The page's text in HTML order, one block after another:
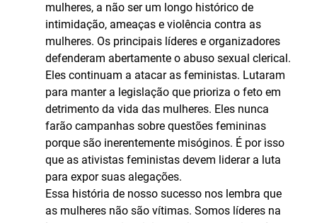
mulheres, a não ser um longo histórico de
intimidação, ameaças e violência contra as
mulheres. Os principais líderes e organizadores
defenderam abertamente o abuso sexual clerical.
Eles continuam a atacar as feministas. Lutaram
para manter a legislação que prioriza o feto em
detrimento da vida das mulheres. Eles nunca
farão campanhas sobre questões femininas
porque são inerentemente misóginos. É por isso
que as ativistas feministas devem liderar a luta
para expor suas alegações.
Essa história de nosso sucesso nos lembra que
as mulheres não são vítimas. Somos líderes na